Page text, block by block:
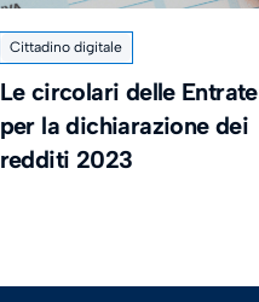
Cittadino digitale
Le circolari delle Entrate
per la dichiarazione dei
redditi 2023